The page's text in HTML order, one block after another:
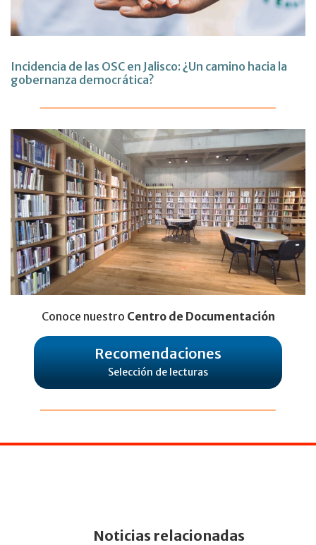
Incidencia de las OSC en Jalisco: ¿Un camino hacia la
gobernanza democrática?
Conoce nuestro Centro de Documentación
Recomendaciones
Selección de lecturas
Noticias relacionadas